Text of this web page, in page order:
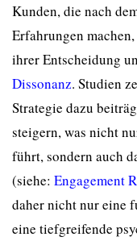
Kunden, die nach
Erfahrungen
ihrer Entscheidung
Dissonanz. Studien
Strategie dazu
steigern, was nicht
führt, sondern auch
(siehe: Engagement
daher nicht nur eine
eine tiefgreifende